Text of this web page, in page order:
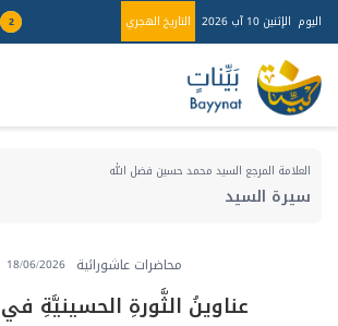
اليوم الإثنين 10 آب 2026 التاريخ الهجري 2
العلامة المرجع السيد محمد حسين فضل الله
سيرة السيد
محاضرات عاشورائية 18/06/2026
عناوينُ الثَّورةِ الحسينيَّةِ